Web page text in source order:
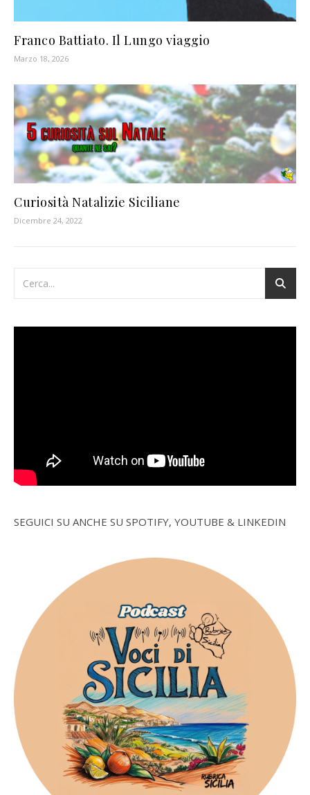
Franco Battiato. Il Lungo viaggio
Marzo 18, 2026
Curiosità Natalizie Siciliane
Dicembre 24, 2022
SEGUICI SU ANCHE SU SPOTIFY, YOUTUBE & LINKEDIN